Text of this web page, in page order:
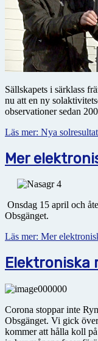
Sällskapets i särklass
nu att en ny
observationer sedan
Läs mer: Nya
Mer
Onsdag 15 april och
Obsgänget.
Läs mer: Mer
Elektroniska
Corona stoppar inte
Obsgänget. Vi gick
kommer att hålla koll